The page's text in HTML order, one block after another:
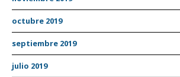
octubre 2019
septiembre 2019
julio 2019